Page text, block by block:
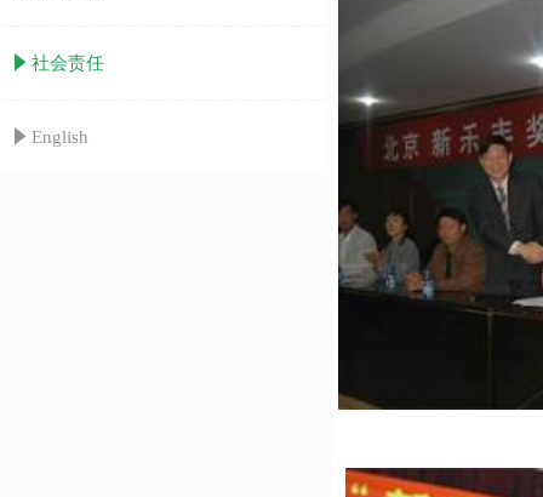
념 社会责任
념 English